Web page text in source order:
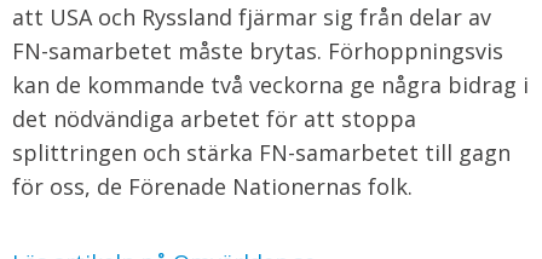
att USA och Ryssland fjärmar sig från delar av
FN-samarbetet måste brytas. Förhoppningsvis
kan de kommande två veckorna ge några bidrag i
det nödvändiga arbetet för att stoppa
splittringen och stärka FN-samarbetet till gagn
för oss, de Förenade Nationernas folk.